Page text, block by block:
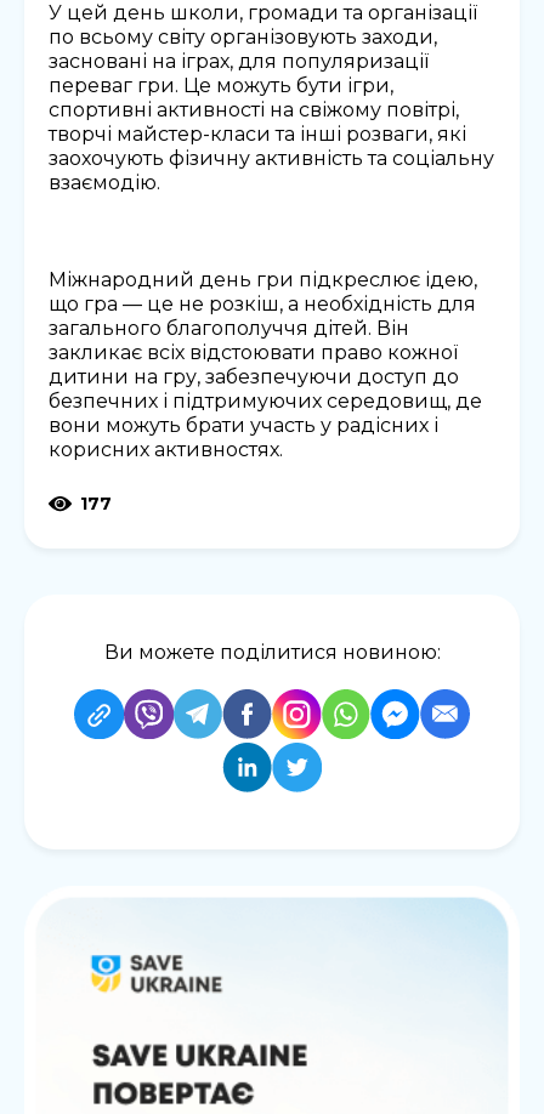
У цей день школи, громади та організації
по всьому світу організовують заходи,
засновані на іграх, для популяризації
переваг гри. Це можуть бути ігри,
спортивні активності на свіжому повітрі,
творчі майстер-класи та інші розваги, які
заохочують фізичну активність та соціальну
взаємодію.
Міжнародний день гри підкреслює ідею,
що гра — це не розкіш, а необхідність для
загального благополуччя дітей. Він
закликає всіх відстоювати право кожної
дитини на гру, забезпечуючи доступ до
безпечних і підтримуючих середовищ, де
вони можуть брати участь у радісних і
корисних активностях.
177
Ви можете поділитися новиною: